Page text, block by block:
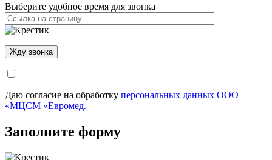
Выберите удобное время для звонка
Даю согласие на обработку персональных данных ООО
«МЦСМ «Евромед.
Заполните форму